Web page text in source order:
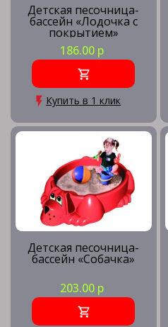
Детская песочница-
бассейн «Лодочка с
покрытием»
186.00 р
Купить в 1 клик
Детская песочница-
бассейн «Собачка»
203.00 р